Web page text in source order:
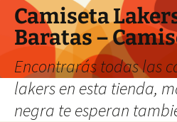
Camiseta
Baratas –
Encontrarás todas las
lakers en esta tienda,
negra te esperan